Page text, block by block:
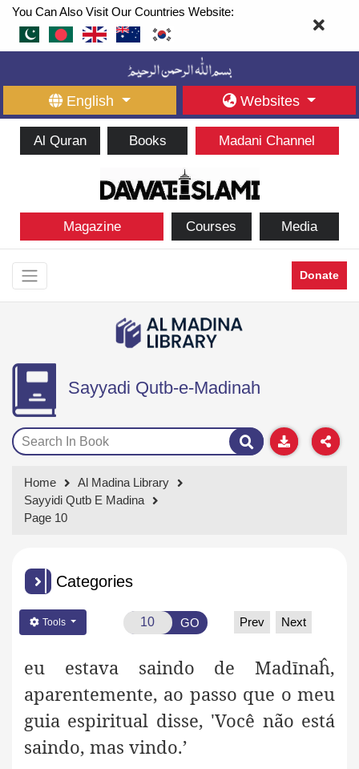
You Can Also Visit Our Countries Website:
English Websites
Al Quran Books Madani Channel
Magazine Courses Media
Donate
Sayyadi Qutb-e-Madinah
Home
Al Madina Library
Sayyidi Qutb E Madina
Page 10
Categories
Tools GO Prev Next
eu estava saindo de Madīnaĥ,
aparentemente, ao passo que o meu
guia espiritual disse, 'Você não está
saindo, mas vindo.’